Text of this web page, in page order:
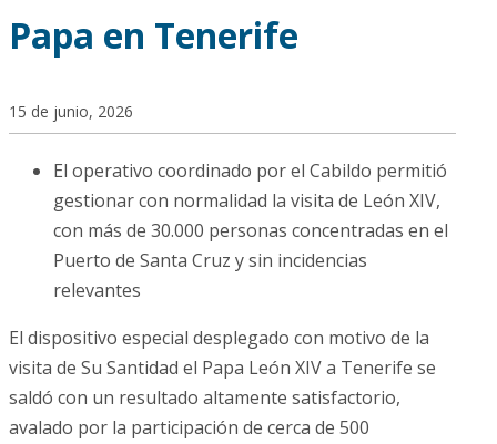
Papa en Tenerife
15 de junio, 2026
El operativo coordinado por el Cabildo permitió
gestionar con normalidad la visita de León XIV,
con más de 30.000 personas concentradas en el
Puerto de Santa Cruz y sin incidencias
relevantes
El dispositivo especial desplegado con motivo de la
visita de Su Santidad el Papa León XIV a Tenerife se
saldó con un resultado altamente satisfactorio,
avalado por la participación de cerca de 500